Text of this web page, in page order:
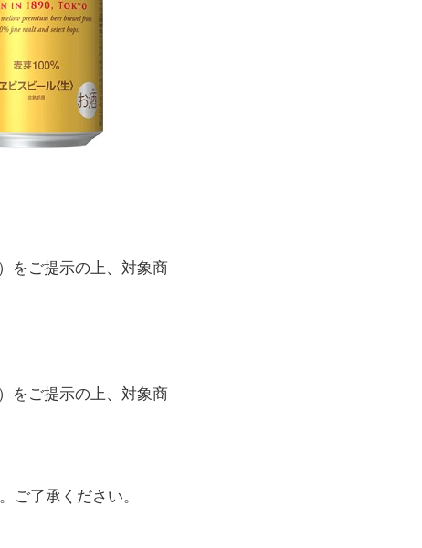
をご提示の上、対象商
をご提示の上、対象商
了承ください。